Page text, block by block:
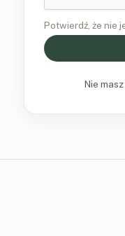
Potwierdź, że nie
Nie